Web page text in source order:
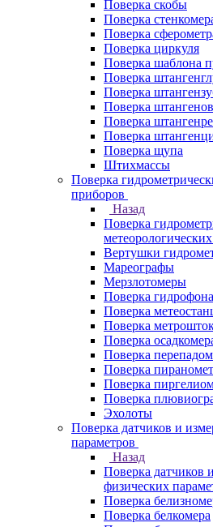
Поверка скобы
Поверка
Поверка
Поверка циркуля
Поверка шаблона
Поверка
Поверка
Поверка штангенов
Поверка
Поверка
Поверка щупа
Штихмассы
Поверка
приборов
Назад
Поверка
Вертушки
Мареографы
Мерзлотомеры
Поверка гидрофона
Поверка
Поверка
Поверка
Поверка
Поверка
Поверка
Поверка
Эхолоты
Поверка датчиков и
параметров
Назад
Поверка датчиков
физических
Поверка
Поверка белкомера